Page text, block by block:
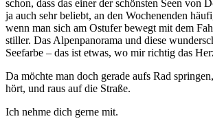
schon, dass das einer der schönsten Seen von
ja auch sehr beliebt, an den Wochenenden
wenn man sich am Ostufer bewegt mit dem
stiller. Das Alpenpanorama und diese
Seefarbe – das ist etwas, wo mir richtig das
Da möchte man doch gerade aufs Rad
hört, und raus auf die Straße.
Ich nehme dich gerne mit.